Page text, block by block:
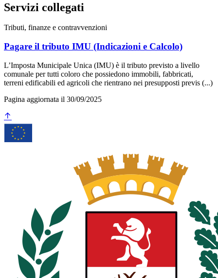
Servizi collegati
Tributi, finanze e contravvenzioni
Pagare il tributo IMU (Indicazioni e Calcolo)
L’Imposta Municipale Unica (IMU) è il tributo previsto a livello
comunale per tutti coloro che possiedono immobili, fabbricati,
terreni edificabili ed agricoli che rientrano nei presupposti previs (...)
Pagina aggiornata il 30/09/2025